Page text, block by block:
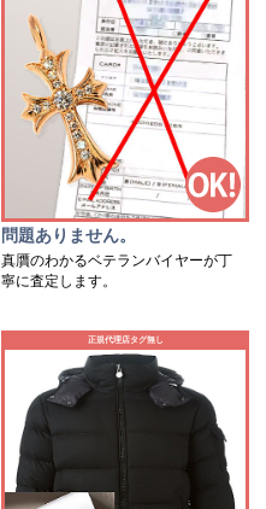
問題ありません。
真贋のわかるベテランバイヤーが丁
寧に査定します。
正規代理店タグ無し